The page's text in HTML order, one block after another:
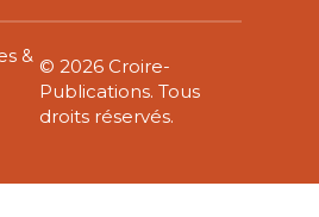
& © 2026 Croire-
Publications. Tous
droits réservés.